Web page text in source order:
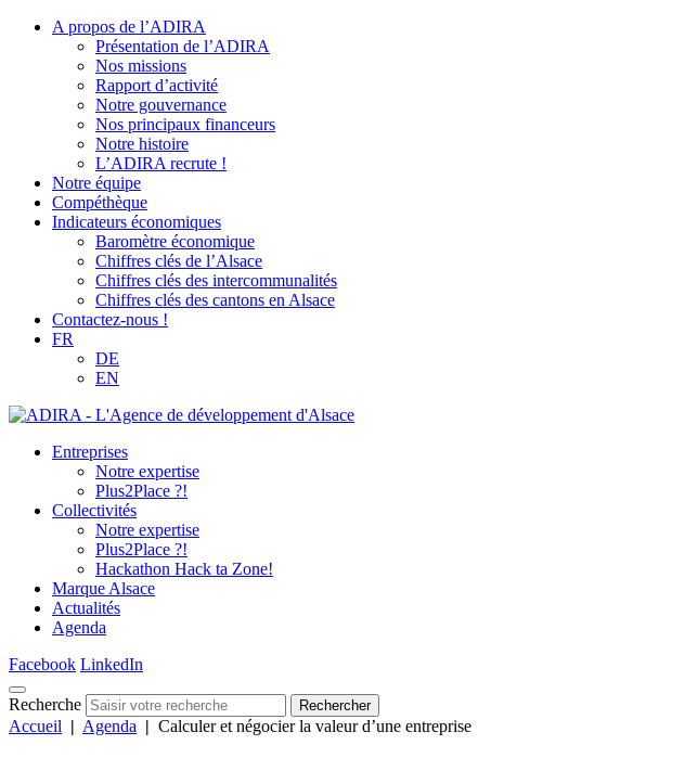
A propos de l’ADIRA
Présentation de l’ADIRA
Nos missions
Rapport d’activité
Notre gouvernance
Nos principaux financeurs
Notre histoire
L’ADIRA recrute !
Notre équipe
Compéthèque
Indicateurs économiques
Baromètre économique
Chiffres clés de l’Alsace
Chiffres clés des intercommunalités
Chiffres clés des cantons en Alsace
Contactez-nous !
FR
DE
EN
Entreprises
Notre expertise
Plus2Place ?!
Collectivités
Notre expertise
Plus2Place ?!
Hackathon Hack ta Zone!
Marque Alsace
Actualités
Agenda
Facebook LinkedIn
Recherche Rechercher
Accueil | Agenda | Calculer et négocier la valeur d’une entreprise